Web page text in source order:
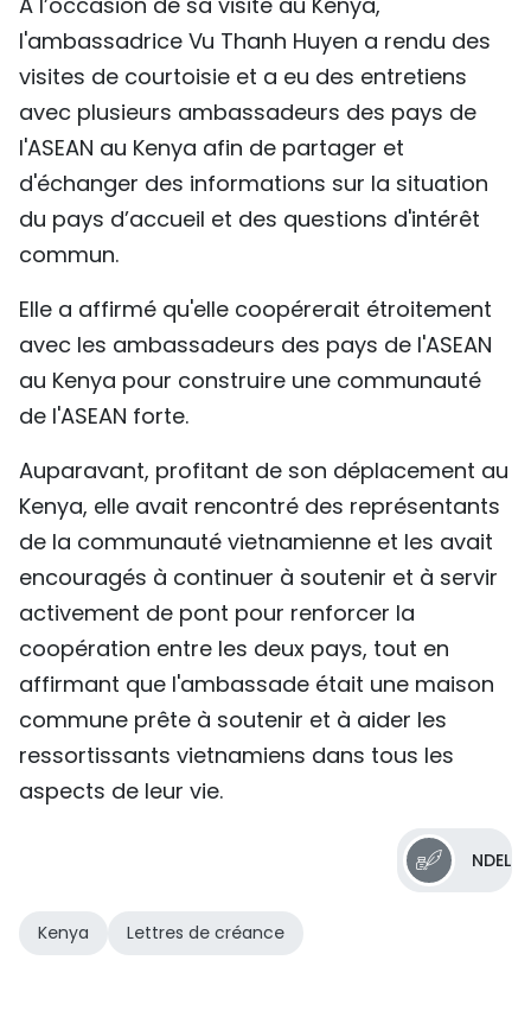
l'ambassadrice Vu Thanh Huyen a rendu des
visites de courtoisie et a eu des entretiens
avec plusieurs ambassadeurs des pays de
l'ASEAN au Kenya afin de partager et
d'échanger des informations sur la situation
du pays d’accueil et des questions d'intérêt
commun.
Elle a affirmé qu'elle coopérerait étroitement
avec les ambassadeurs des pays de l'ASEAN
au Kenya pour construire une communauté
de l'ASEAN forte.
Auparavant, profitant de son déplacement au
Kenya, elle avait rencontré des représentants
de la communauté vietnamienne et les avait
encouragés à continuer à soutenir et à servir
activement de pont pour renforcer la
coopération entre les deux pays, tout en
affirmant que l'ambassade était une maison
commune prête à soutenir et à aider les
ressortissants vietnamiens dans tous les
aspects de leur vie.
NDEL
Kenya Lettres de créance